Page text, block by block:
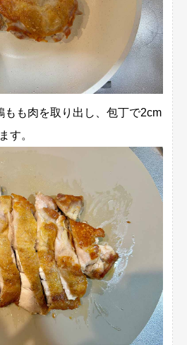
もも肉を取り出し、包丁で2cm
す。